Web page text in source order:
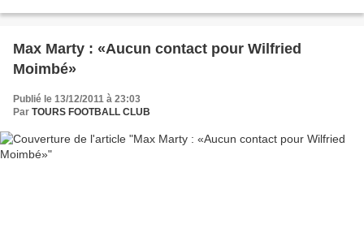
Max Marty : «Aucun contact pour Wilfried
Moimbé»
Publié le 13/12/2011 à 23:03
Par TOURS FOOTBALL CLUB